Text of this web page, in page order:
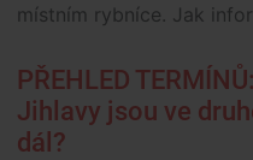
místním rybníce. Jak
PŘEHLED
Jihlavy jsou ve
dál?